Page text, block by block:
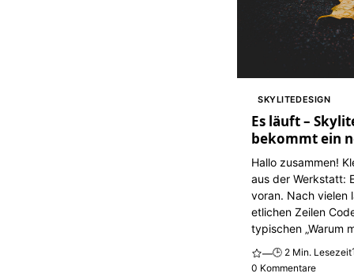
SKYLITEDESIGN
Es läuft –
bekommt ein
Hallo zusammen!
aus der Werkstatt:
voran. Nach vielen
etlichen Zeilen
typischen „Warum
—🕒 2 Min. Lesezeit
0 Kommentare